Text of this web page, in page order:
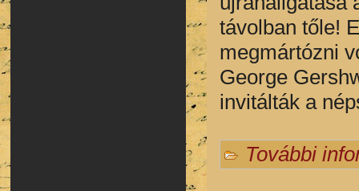
távolban tőle!
megmártózni
George
invitálták a
További